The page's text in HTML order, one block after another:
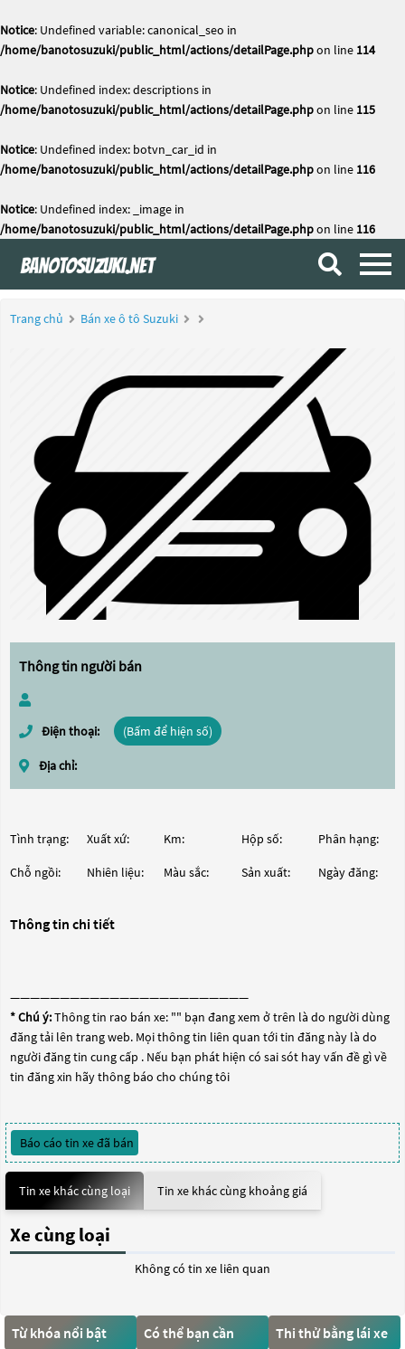
Notice: Undefined variable: canonical_seo in
/home/banotosuzuki/public_html/actions/detailPage.phpon line 114
Notice: Undefined index: descriptions in
/home/banotosuzuki/public_html/actions/detailPage.phpon line 115
Notice: Undefined index: botvn_car_id in
/home/banotosuzuki/public_html/actions/detailPage.phpon line 116
Notice: Undefined index: _image in
/home/banotosuzuki/public_html/actions/detailPage.phpon line 116
Trang chủ Bán xe ô tô Suzuki
Thông tin người bán
Điện thoại: (Bấm để hiện số)
Địa chỉ:
Tình trạng: Xuất xứ: Km: Hộp số: Phân hạng:
Chỗ ngồi: Nhiên liệu: Màu sắc: Sản xuất: Ngày đăng:
Thông tin chi tiết
————————————————————————
* Chú ý:Thông tin rao bán xe: "" bạn đang xem ở trên là do người dùng
đăng tải lên trang web. Mọi thông tin liên quan tới tin đăng này là do
người đăng tin cung cấp . Nếu bạn phát hiện có sai sót hay vấn đề gì về
tin đăng xin hãy thông báo cho chúng tôi
Báo cáo tin xe đã bán
Tin xe khác cùng loại Tin xe khác cùng khoảng giá
Xe cùng loại
Không có tin xe liên quan
Từ khóa nổi bật Có thể bạn cần Thi thử bằng lái xe